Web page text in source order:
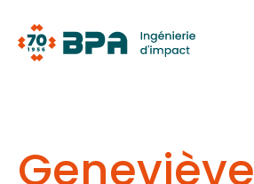
contenu
Geneviève